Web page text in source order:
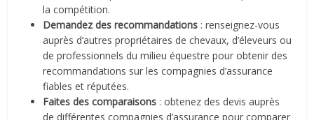
la compétition.
Demandez des recommandations : renseignez-vous
auprès d’autres propriétaires de chevaux, d’éleveurs ou
de professionnels du milieu équestre pour obtenir des
recommandations sur les compagnies d’assurance
fiables et réputées.
Faites des comparaisons : obtenez des devis auprès
de différentes compagnies d’assurance pour comparer